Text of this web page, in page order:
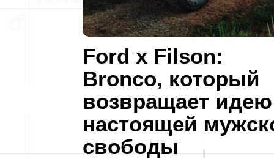
Ford x Filson:
Bronco, который
возвращает идею
настоящей
свободы